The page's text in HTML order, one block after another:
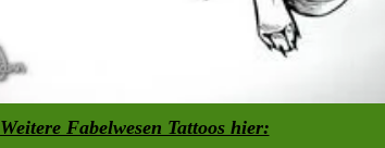
Weitere Fabelwesen Tattoos hier: